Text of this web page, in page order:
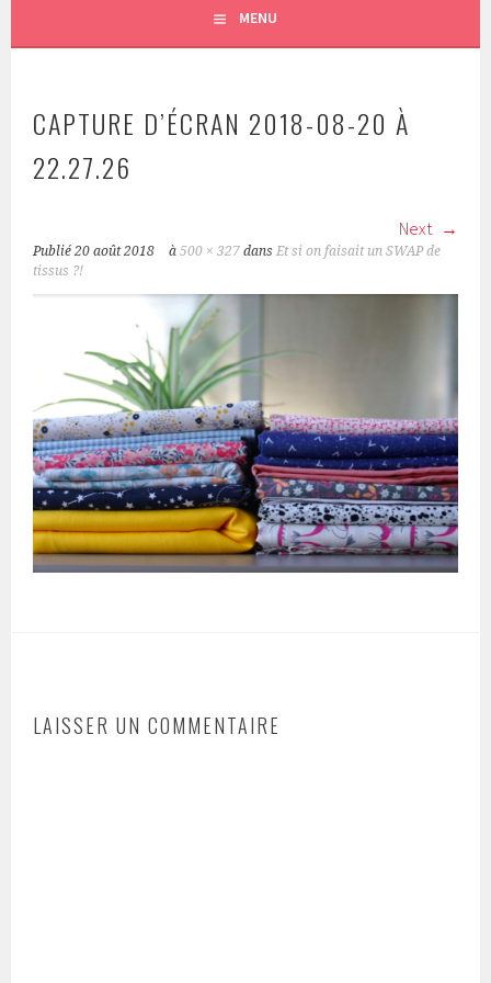
MENU
CAPTURE D’ÉCRAN 2018-08-20 À
22.27.26
Next
Publié20 août 2018 à500 × 327 dansEt si on faisait un SWAP de
tissus ?!
LAISSER UN COMMENTAIRE